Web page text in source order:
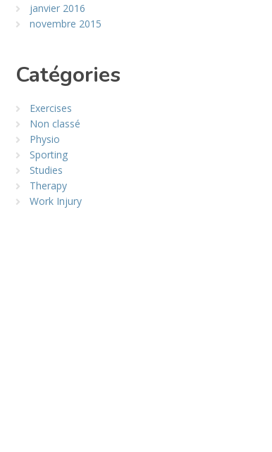
janvier 2016
novembre 2015
Catégories
Exercises
Non classé
Physio
Sporting
Studies
Therapy
Work Injury